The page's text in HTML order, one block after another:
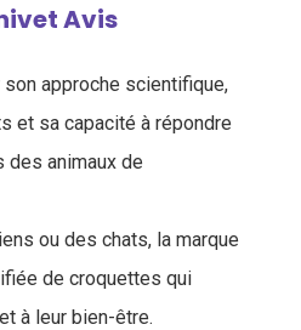
Avis
approche scientifique,
et sa capacité à répondre
animaux de
ou des chats, la marque
de croquettes qui
à leur bien-être.